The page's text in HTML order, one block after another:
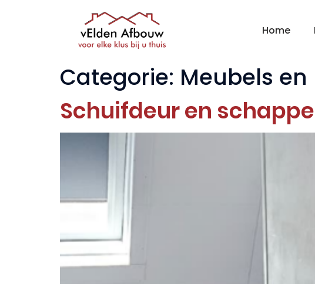
Home
Categorie: Meubels
Schuifdeur en